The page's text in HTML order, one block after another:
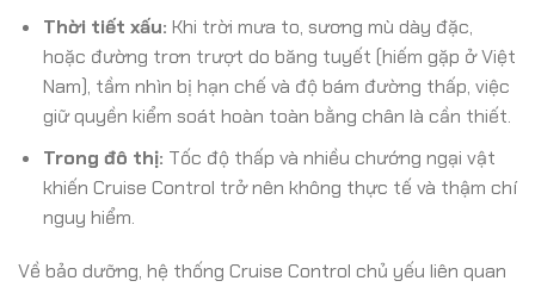
Thời tiết xấu: Khi trời mưa to, sương mù dày đặc,
hoặc đường trơn trượt do băng tuyết (hiếm gặp ở Việt
Nam), tầm nhìn bị hạn chế và độ bám đường thấp, việc
giữ quyền kiểm soát hoàn toàn bằng chân là cần thiết.
Trong đô thị: Tốc độ thấp và nhiều chướng ngại vật
khiến Cruise Control trở nên không thực tế và thậm chí
nguy hiểm.
Về bảo dưỡng, hệ thống Cruise Control chủ yếu liên quan